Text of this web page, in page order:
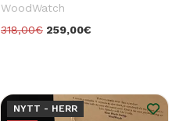
WoodWatch
318,00€ 259,00€
NYTT - HERR